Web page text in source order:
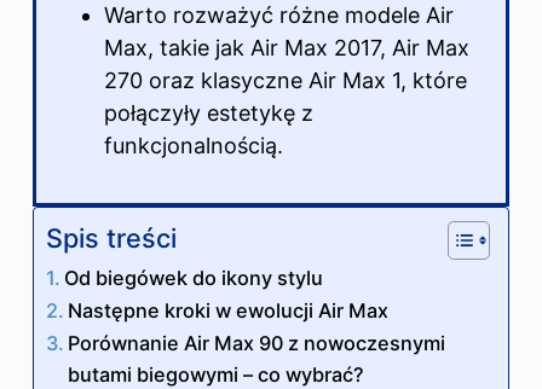
Warto rozważyć różne modele Air
Max, takie jak Air Max 2017, Air Max
270 oraz klasyczne Air Max 1, które
połączyły estetykę z
funkcjonalnością.
Spis treści
Od biegówek do ikony stylu
Następne kroki w ewolucji Air Max
Porównanie Air Max 90 z nowoczesnymi
butami biegowymi – co wybrać?